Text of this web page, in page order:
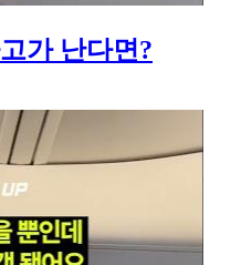
가 난다면?